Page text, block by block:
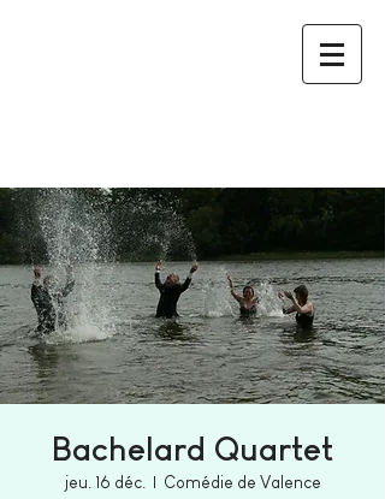
Bachelard Quartet
jeu. 16 déc.
  |
Comédie de Valence